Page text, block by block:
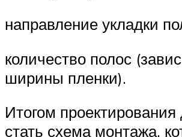
направление укладки
количество полос
ширины пленки).
Итогом
стать схема монтажа,